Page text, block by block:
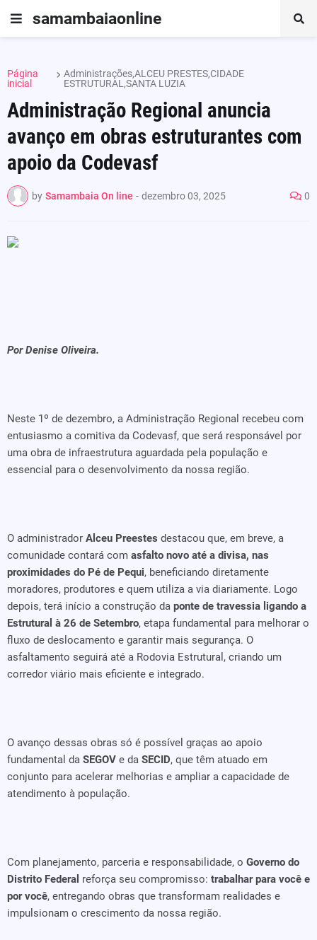
samambaiaonline
Página
inicial
Administrações,ALCEU PRESTES,CIDADE
ESTRUTURAL,SANTA LUZIA
Administração Regional anuncia
avanço em obras estruturantes com
apoio da Codevasf
by Samambaia On line - dezembro 03, 2025 0
Por Denise Oliveira.
Neste 1º de dezembro, a Administração Regional recebeu com
entusiasmo a comitiva da Codevasf, que será responsável por
uma obra de infraestrutura aguardada pela população e
essencial para o desenvolvimento da nossa região.
O administrador Alceu Preestes destacou que, em breve, a
comunidade contará com asfalto novo até a divisa, nas
proximidades do Pé de Pequi, beneficiando diretamente
moradores, produtores e quem utiliza a via diariamente. Logo
depois, terá início a construção da ponte de travessia ligando a
Estrutural à 26 de Setembro, etapa fundamental para melhorar o
fluxo de deslocamento e garantir mais segurança. O
asfaltamento seguirá até a Rodovia Estrutural, criando um
corredor viário mais eficiente e integrado.
O avanço dessas obras só é possível graças ao apoio
fundamental da SEGOV e da SECID, que têm atuado em
conjunto para acelerar melhorias e ampliar a capacidade de
atendimento à população.
Com planejamento, parceria e responsabilidade, o Governo do
Distrito Federal reforça seu compromisso: trabalhar para você e
por você, entregando obras que transformam realidades e
impulsionam o crescimento da nossa região.